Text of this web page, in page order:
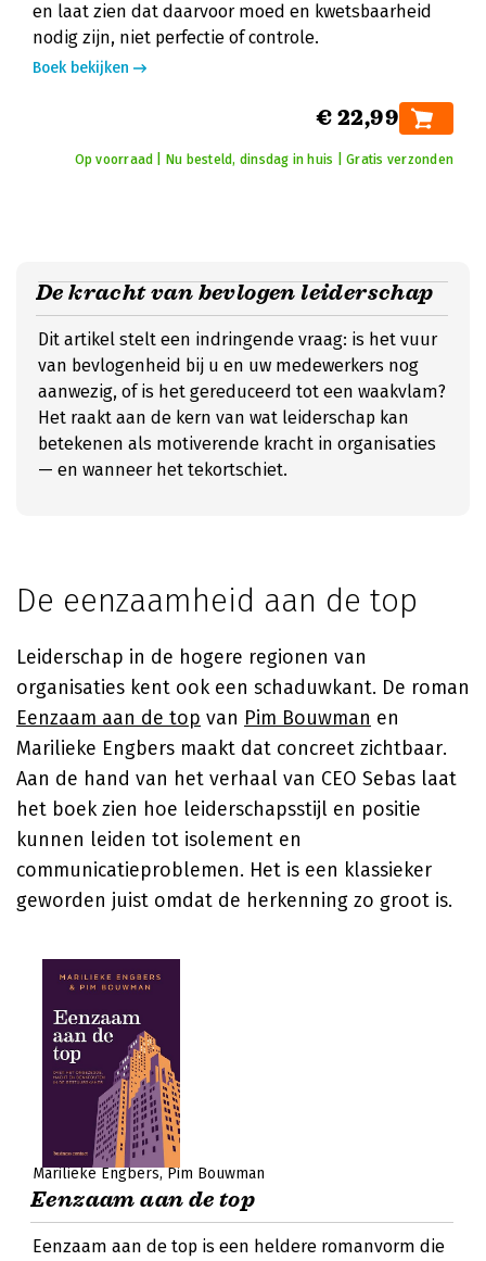
en laat zien dat daarvoor moed en kwetsbaarheid
nodig zijn, niet perfectie of controle.
Boek bekijken
€ 22,99
Op voorraad | Nu besteld, dinsdag in huis | Gratis verzonden
De kracht van bevlogen leiderschap
Dit artikel stelt een indringende vraag: is het vuur
van bevlogenheid bij u en uw medewerkers nog
aanwezig, of is het gereduceerd tot een waakvlam?
Het raakt aan de kern van wat leiderschap kan
betekenen als motiverende kracht in organisaties
— en wanneer het tekortschiet.
De eenzaamheid aan de top
Leiderschap in de hogere regionen van
organisaties kent ook een schaduwkant. De roman
Eenzaam aan de top van Pim Bouwman en
Marilieke Engbers maakt dat concreet zichtbaar.
Aan de hand van het verhaal van CEO Sebas laat
het boek zien hoe leiderschapsstijl en positie
kunnen leiden tot isolement en
communicatieproblemen. Het is een klassieker
geworden juist omdat de herkenning zo groot is.
Marilieke Engbers Pim Bouwman
Eenzaam aan de top
Eenzaam aan de top is een heldere romanvorm die